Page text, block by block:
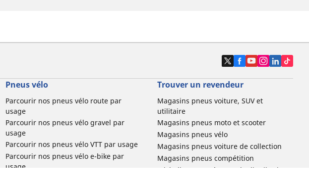
Pneus vélo
Parcourir nos pneus vélo route par
usage
Parcourir nos pneus vélo gravel par
usage
Parcourir nos pneus vélo VTT par usage
Parcourir nos pneus vélo e-bike par
usage
Trouver un revendeur
Magasins pneus voiture, SUV et
utilitaire
Magasins pneus moto et scooter
Magasins pneus vélo
Magasins pneus voiture de collection
Magasins pneus compétition
Michelin et ses réseaux de distribution